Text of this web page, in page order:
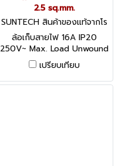
2.5 sq.mm.
SUNTECH สินค้าของแท้จากโร
งงานผู้ผลิต AC2520
ล้อเก็บสายไฟ 16A IP20
250V~ Max. Load Unwound
3600W / Wound 2200W
อุปกรณ์ป้องกันกระแสไฟฟ้าเกิน
ได้มาตรฐาน IEC60934
เปรียบเทียบ